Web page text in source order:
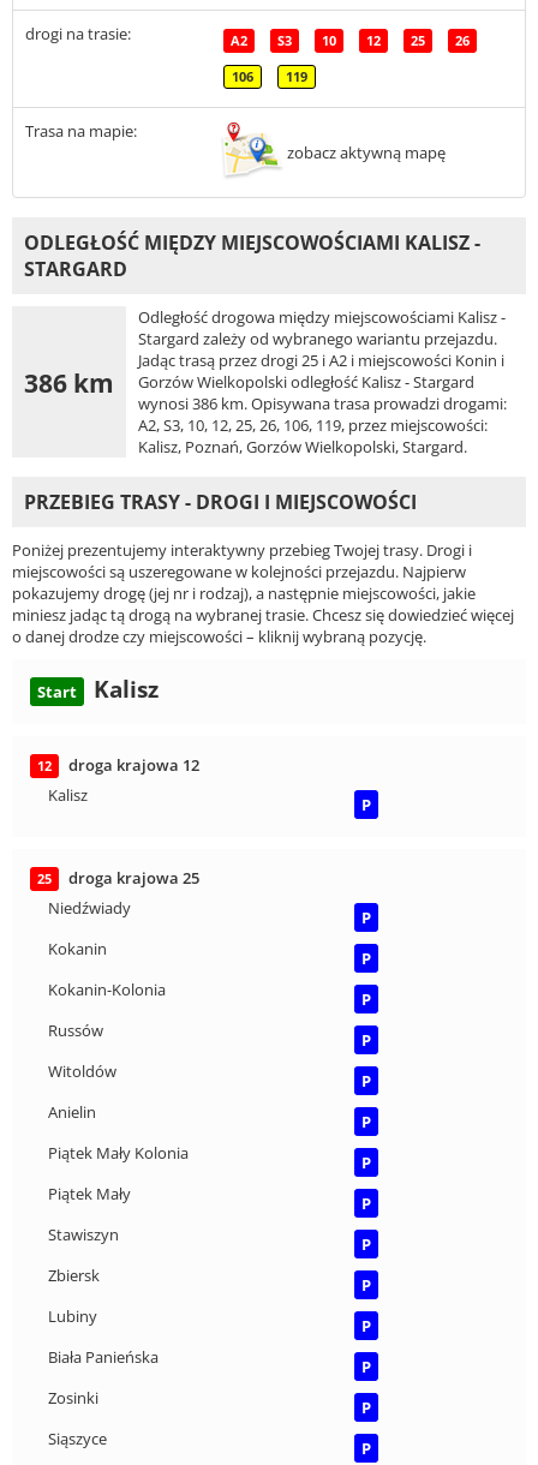
drogi na trasie: A2 S3 10 12 25 26
106 119
Trasa na mapie:
zobacz aktywną mapę
ODLEGŁOŚĆ MIĘDZY MIEJSCOWOŚCIAMI KALISZ -
STARGARD
386 km
Odległość drogowa między miejscowościami Kalisz -
Stargard zależy od wybranego wariantu przejazdu.
Jadąc trasą przez drogi 25 i A2 i miejscowości Konin i
Gorzów Wielkopolski odległość Kalisz - Stargard
wynosi 386 km. Opisywana trasa prowadzi drogami:
A2, S3, 10, 12, 25, 26, 106, 119, przez miejscowości:
Kalisz, Poznań, Gorzów Wielkopolski, Stargard.
PRZEBIEG TRASY - DROGI I MIEJSCOWOŚCI
Poniżej prezentujemy interaktywny przebieg Twojej trasy. Drogi i
miejscowości są uszeregowane w kolejności przejazdu. Najpierw
pokazujemy drogę (jej nr i rodzaj), a następnie miejscowości, jakie
miniesz jadąc tą drogą na wybranej trasie. Chcesz się dowiedzieć więcej
o danej drodze czy miejscowości – kliknij wybraną pozycję.
Start Kalisz
12
droga krajowa 12
Kalisz
P
25
droga krajowa 25
Niedźwiady
P
Kokanin
P
Kokanin-Kolonia
P
Russów
P
Witoldów
P
Anielin
P
Piątek Mały Kolonia
P
Piątek Mały
P
Stawiszyn
P
Zbiersk
P
Lubiny
P
Biała Panieńska
P
Zosinki
P
Siąszyce
P